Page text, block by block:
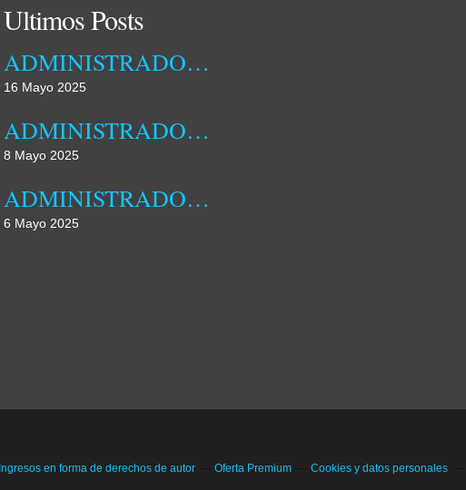
Ultimos Posts
ADMINISTRADORA MUNICIPAL DA DAMBA RECEBEU ONTEM TÉCNICOS DA EMPRESA OSSIYETO
16 Mayo 2025
ADMINISTRADORA MUNICIPAL DA DAMBA REALIZOU HOJE JORNADA DE CAMPO
8 Mayo 2025
ADMINISTRADORA MUNICIPAL DA DAMBA DESTACA FAMÍLIA COMO NÚCLEO FUNDAMENTAL DA SOCIEDADE
6 Mayo 2025
Ingresos en forma de derechos de autor Oferta Premium
Cookies y datos personales